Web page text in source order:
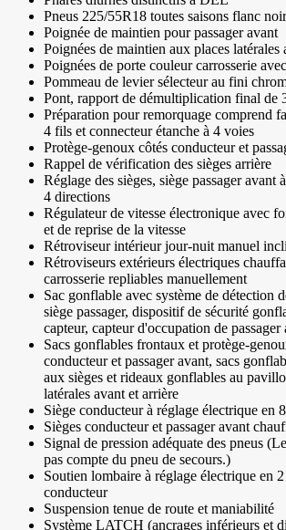
Pneus 225/55R18 toutes saisons flanc noir
Poignée de maintien pour passager avant
Poignées de maintien aux places latérales
Poignées de porte couleur carrosserie
Pommeau de levier sélecteur au fini
Pont, rapport de démultiplication final de
Préparation pour remorquage comprend
4 fils et connecteur étanche à 4 voies
Protège-genoux côtés conducteur et
Rappel de vérification des sièges arrière
Réglage des sièges, siège passager avant
4 directions
Régulateur de vitesse électronique avec
et de reprise de la vitesse
Rétroviseur intérieur jour-nuit manuel
Rétroviseurs extérieurs électriques
carrosserie repliables manuellement
Sac gonflable avec système de détection
siège passager, dispositif de sécurité
capteur, capteur d'occupation de
Sacs gonflables frontaux et protège-
conducteur et passager avant, sacs
aux sièges et rideaux gonflables au
latérales avant et arrière
Siège conducteur à réglage électrique en
Sièges conducteur et passager avant
Signal de pression adéquate des pneus
pas compte du pneu de secours.)
Soutien lombaire à réglage électrique en
conducteur
Suspension tenue de route et maniabilité
Système LATCH (ancrages inférieurs et